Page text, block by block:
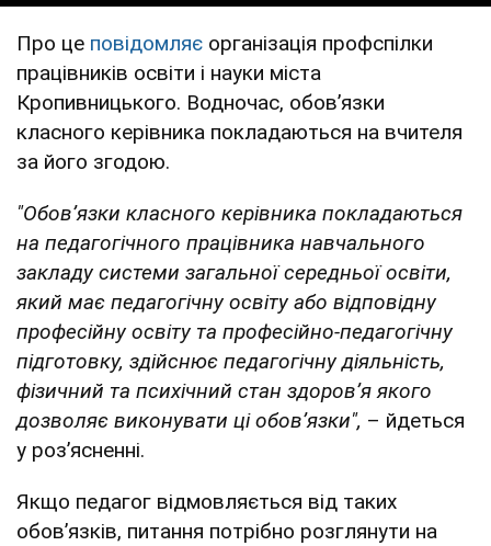
Про це повідомляє організація профспілки
працівників освіти і науки міста
Кропивницького. Водночас, обовʼязки
класного керівника покладаються на вчителя
за його згодою.
"Обов’язки класного керівника покладаються
на пе­дагогічного працівника навчального
закладу системи загальної середньої освіти,
який має педагогічну освіту або відповідну
про­фесійну освіту та професійно-педагогічну
підготовку, здійснює пе­дагогічну діяльність,
фізичний та психічний стан здоров’я якого
дозволяє виконувати ці обов’язки", – йдеться
у розʼясненні.
Якщо педагог відмовляється від таких
обовʼязків, питання потрібно розглянути на